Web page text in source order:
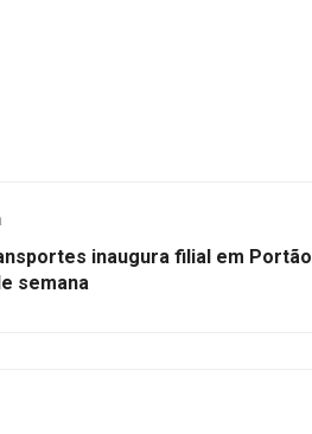
inaugura filial em Portão
semana